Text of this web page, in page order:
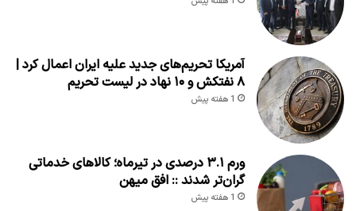
آمریکا تحریم‌های جدید علیه ایران اعمال کرد |
۸ نفتکش و ۱۰ نهاد در لیست تحریم
1 هفته پیش
ورم ۳.۱ درصدی در تیرماه؛ کالاهای خدماتی
گران‌تر شدند :: افق میهن
1 هفته پیش